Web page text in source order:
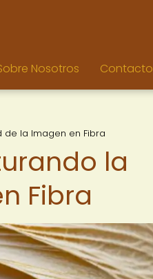
Nosotros Contacto
de la Imagen en Fibra
la
Fibra